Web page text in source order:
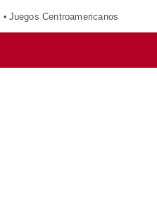
Juegos Centroamericanos